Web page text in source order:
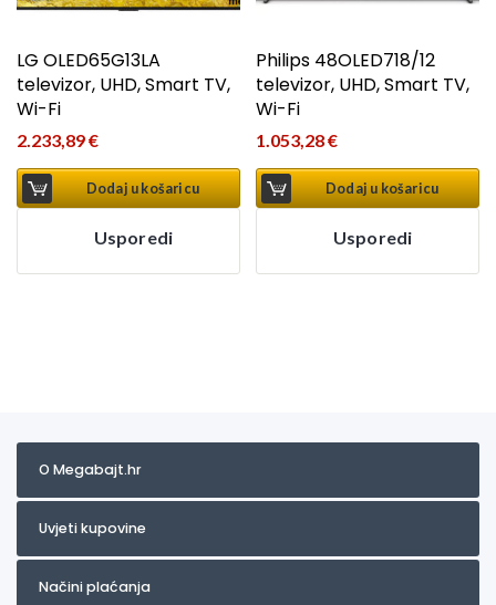
LG OLED65G13LA
televizor, UHD, Smart TV,
Wi-Fi
2.233,89€
Dodaj u košaricu
Usporedi
Philips 48OLED718/12
televizor, UHD, Smart TV,
Wi-Fi
1.053,28€
Dodaj u košaricu
Usporedi
O Megabajt.hr
Uvjeti kupovine
Načini plaćanja